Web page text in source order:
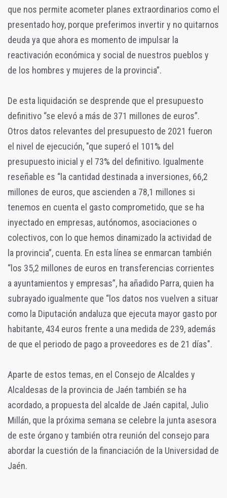
que nos permite acometer planes extraordinarios como el
presentado hoy, porque preferimos invertir y no quitarnos
deuda ya que ahora es momento de impulsar la
reactivación económica y social de nuestros pueblos y
de los hombres y mujeres de la provincia”.
De esta liquidación se desprende que el presupuesto
definitivo “se elevó a más de 371 millones de euros”.
Otros datos relevantes del presupuesto de 2021 fueron
el nivel de ejecución, "que superó el 101% del
presupuesto inicial y el 73% del definitivo. Igualmente
reseñable es “la cantidad destinada a inversiones, 66,2
millones de euros, que ascienden a 78,1 millones si
tenemos en cuenta el gasto comprometido, que se ha
inyectado en empresas, autónomos, asociaciones o
colectivos, con lo que hemos dinamizado la actividad de
la provincia”, cuenta. En esta línea se enmarcan también
“los 35,2 millones de euros en transferencias corrientes
a ayuntamientos y empresas”, ha añadido Parra, quien ha
subrayado igualmente que “los datos nos vuelven a situar
como la Diputación andaluza que ejecuta mayor gasto por
habitante, 434 euros frente a una medida de 239, además
de que el periodo de pago a proveedores es de 21 días".
Aparte de estos temas, en el Consejo de Alcaldes y
Alcaldesas de la provincia de Jaén también se ha
acordado, a propuesta del alcalde de Jaén capital, Julio
Millán, que la próxima semana se celebre la junta asesora
de este órgano y también otra reunión del consejo para
abordar la cuestión de la financiación de la Universidad de
Jaén.